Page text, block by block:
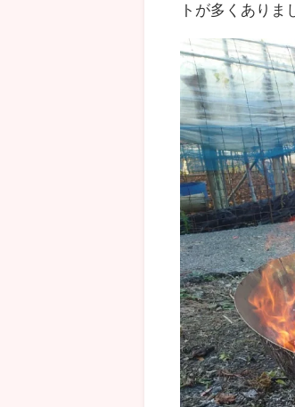
トが多くありま